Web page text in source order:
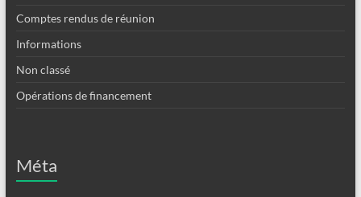
Comptes rendus de réunion
Informations
Non classé
Opérations de financement
Méta